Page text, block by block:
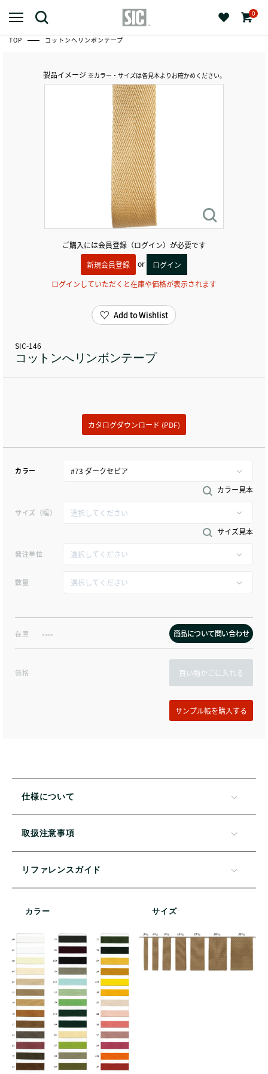
0
TOP コットンへリンボンテープ
製品イメージ ※カラー・サイズは各見本よりお確かめください。
ご購入には会員登録（ログイン）が必要です
新規会員登録
or
ログイン
ログインしていただくと在庫や価格が表示されます
SIC-146
コットンへリンボンテープ
カタログダウンロード (PDF)
カラー
カラー見本
サイズ（幅）
サイズ見本
発注単位
数量
在庫 ---- 商品について問い合わせ
価格 買い物かごに入れる
Add to Wishlist
仕様について
取扱注意事項
リファレンスガイド
カラー サイズ